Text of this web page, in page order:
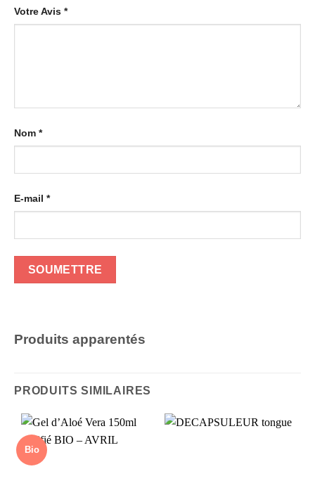
Votre Avis *
Nom *
E-mail *
Produits apparentés
PRODUITS SIMILAIRES
Bio